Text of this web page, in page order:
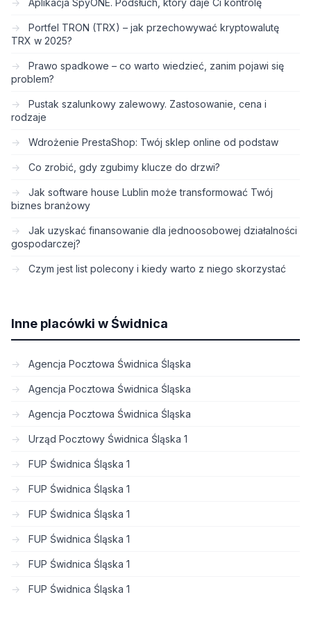
Aplikacja SpyONE. Podsłuch, który daje Ci kontrolę
Portfel TRON (TRX) – jak przechowywać kryptowalutę
TRX w 2025?
Prawo spadkowe – co warto wiedzieć, zanim pojawi się
problem?
Pustak szalunkowy zalewowy. Zastosowanie, cena i
rodzaje
Wdrożenie PrestaShop: Twój sklep online od podstaw
Co zrobić, gdy zgubimy klucze do drzwi?
Jak software house Lublin może transformować Twój
biznes branżowy
Jak uzyskać finansowanie dla jednoosobowej działalności
gospodarczej?
Czym jest list polecony i kiedy warto z niego skorzystać
Inne placówki w Świdnica
Agencja Pocztowa Świdnica Śląska
Agencja Pocztowa Świdnica Śląska
Agencja Pocztowa Świdnica Śląska
Urząd Pocztowy Świdnica Śląska 1
FUP Świdnica Śląska 1
FUP Świdnica Śląska 1
FUP Świdnica Śląska 1
FUP Świdnica Śląska 1
FUP Świdnica Śląska 1
FUP Świdnica Śląska 1